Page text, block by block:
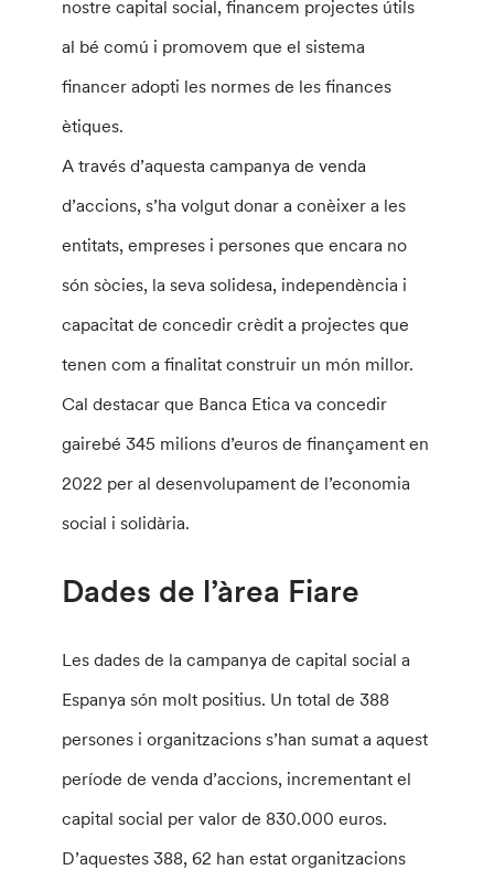
nostre capital social, financem projectes útils
al bé comú i promovem que el sistema
financer adopti les normes de les finances
ètiques.
A través d’aquesta campanya de venda
d’accions, s’ha volgut donar a conèixer a les
entitats, empreses i persones que encara no
són sòcies, la seva solidesa, independència i
capacitat de concedir crèdit a projectes que
tenen com a finalitat construir un món millor.
Cal destacar que Banca Etica va concedir
gairebé 345 milions d’euros de finançament en
2022 per al desenvolupament de l’economia
social i solidària.
Dades de l’àrea Fiare
Les dades de la campanya de capital social a
Espanya són molt positius. Un total de 388
persones i organitzacions s’han sumat a aquest
període de venda d’accions, incrementant el
capital social per valor de 830.000 euros.
D’aquestes 388, 62 han estat organitzacions